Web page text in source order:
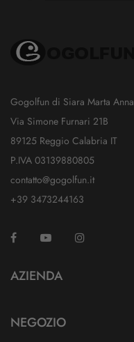
Gogolfun di Siara Marta Anna
Via Simone Furnari 21B
89125 Reggio Calabria IT
P.IVA 03139880805
contatto@gogolfun.it
+39 3473244163
Facebook YouTube
AZIENDA
NEGOZIO